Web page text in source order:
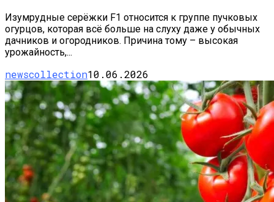
Изумрудные серёжки F1 относится к группе пучковых
огурцов, которая всё больше на слуху даже у обычных
дачников и огородников. Причина тому – высокая
урожайность,...
newscollection10.06.2026